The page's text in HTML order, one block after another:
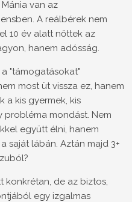
van az
A reálbérek nem
10 év alatt nőttek az
hanem adósság.
"támogatásokat"
most üt vissza ez, hanem
a kis gyermek, kis
probléma mondást. Nem
együtt élni, hanem
saját lábán. Aztán majd 3+
konkrétan, de az biztos,
egy izgalmas